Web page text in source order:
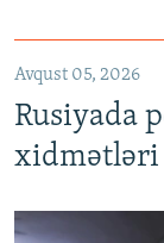
Avqust 05, 2026
Rusiyada
xidmətləri